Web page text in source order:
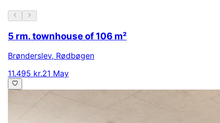
5 rm. townhouse of 106 m²
Brønderslev, Rødbøgen
11.495 kr.21 May